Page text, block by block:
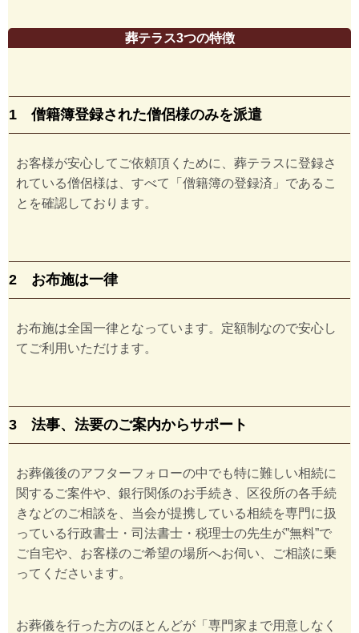
葬テラス3つの特徴
1 僧籍簿登録された僧侶様のみを派遣
お客様が安心してご依頼頂くために、葬テラスに登録さ
れている僧侶様は、すべて「僧籍簿の登録済」であるこ
とを確認しております。
2 お布施は一律
お布施は全国一律となっています。定額制なので安心し
てご利用いただけます。
3 法事、法要のご案内からサポート
お葬儀後のアフターフォローの中でも特に難しい相続に
関するご案件や、銀行関係のお手続き、区役所の各手続
きなどのご相談を、当会が提携している相続を専門に扱
っている行政書士・司法書士・税理士の先生が”無料”で
ご自宅や、お客様のご希望の場所へお伺い、ご相談に乗
ってくださいます。
お葬儀を行った方のほとんどが「専門家まで用意しなく